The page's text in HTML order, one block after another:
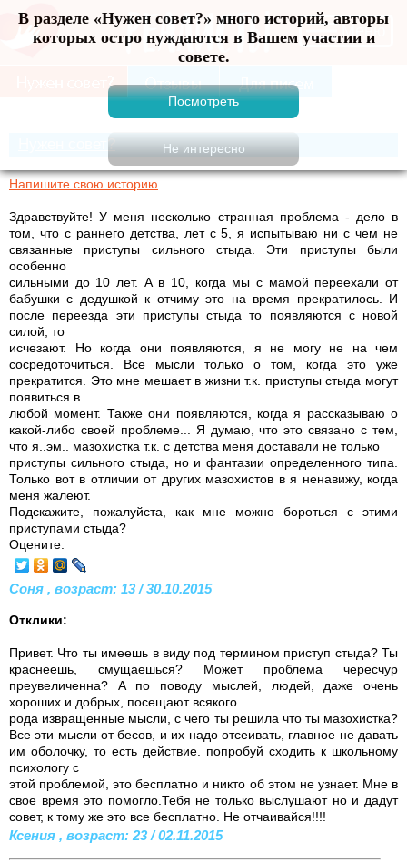
В разделе «Нужен совет?» много историй, авторы
которых остро нуждаются в Вашем участии и
совете.
Меню
Нужен совет?
Напишите свою историю
Здравствуйте! У меня несколько странная проблема - дело в
том, что с раннего детства, лет с 5, я испытываю ни с чем не
связанные приступы сильного стыда. Эти приступы были
особенно
сильными до 10 лет. А в 10, когда мы с мамой переехали от
бабушки с дедушкой к отчиму это на время прекратилось. И
после переезда эти приступы стыда то появляются с новой
силой, то
исчезают. Но когда они появляются, я не могу не на чем
сосредоточиться. Все мысли только о том, когда это уже
прекратится. Это мне мешает в жизни т.к. приступы стыда могут
появиться в
любой момент. Также они появляются, когда я рассказываю о
какой-либо своей проблеме... Я думаю, что это связано с тем,
что я..эм.. мазохистка т.к. с детства меня доставали не только
приступы сильного стыда, но и фантазии определенного типа.
Только вот в отличии от других мазохистов в я ненавижу, когда
меня жалеют.
Подскажите, пожалуйста, как мне можно бороться с этими
приступами стыда?
Оцените:
Соня , возраст: 13 / 30.10.2015
Отклики:
Привет. Что ты имеешь в виду под термином приступ стыда? Ты
краснеешь, смущаешься? Может проблема чересчур
преувеличенна? А по поводу мыслей, людей, даже очень
хороших и добрых, посещают всякого
рода извращенные мысли, с чего ты решила что ты мазохистка?
Все эти мысли от бесов, и их надо отсеивать, главное не давать
им оболочку, то есть действие. попробуй сходить к школьному
психологу с
этой проблемой, это бесплатно и никто об этом не узнает. Мне в
свое время это помогло.Тебя не только выслушают но и дадут
совет, к тому же это все бесплатно. Не отчаивайся!!!!
Ксения , возраст: 23 / 02.11.2015